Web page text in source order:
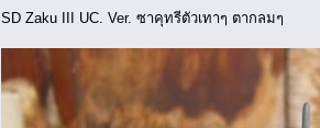
SD Zaku III UC. Ver. ซาคุทรีตัวเทาๆ ตากลมๆ